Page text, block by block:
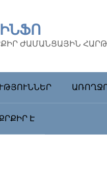
ԺԱՄԱՆՑԱՅԻՆ
Է